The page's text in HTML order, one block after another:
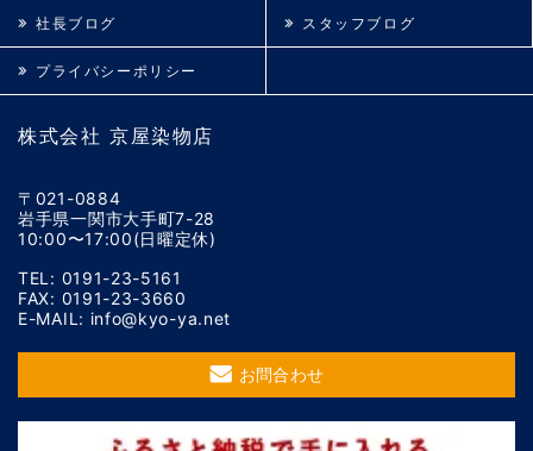
株式会社 京屋染物店
〒021-0884
岩手県一関市大手町7-28
10:00〜17:00(日曜定休)
TEL: 0191-23-5161
FAX: 0191-23-3660
E-MAIL: info@kyo-ya.net
お問合わせ
社長ブログ スタッフブログ
プライバシーポリシー